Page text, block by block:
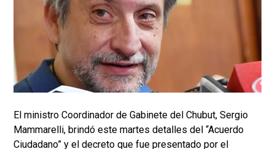
El ministro Coordinador de Gabinete del Chubut, Sergio
Mammarelli, brindó este martes detalles del “Acuerdo
Ciudadano” y el decreto que fue presentado por el